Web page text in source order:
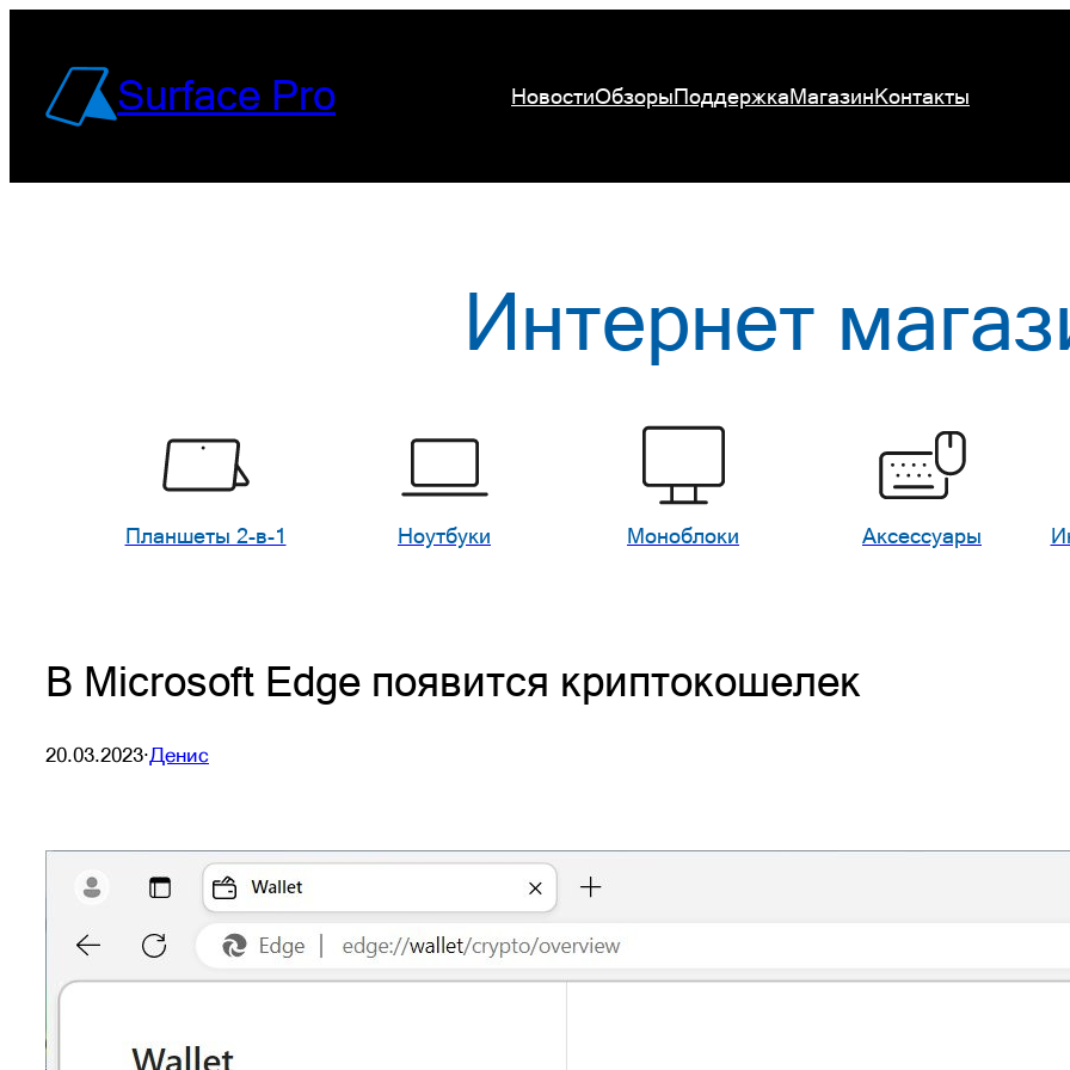
содержимомуSurface Pro НовостиОбзорыПоддержкаМагазинКонтакты
Интернет
Планшеты 2-в-1 Ноутбуки Моноблоки Аксессуары
В Microsoft Edge появится криптокошелек
20.03.2023·Денис